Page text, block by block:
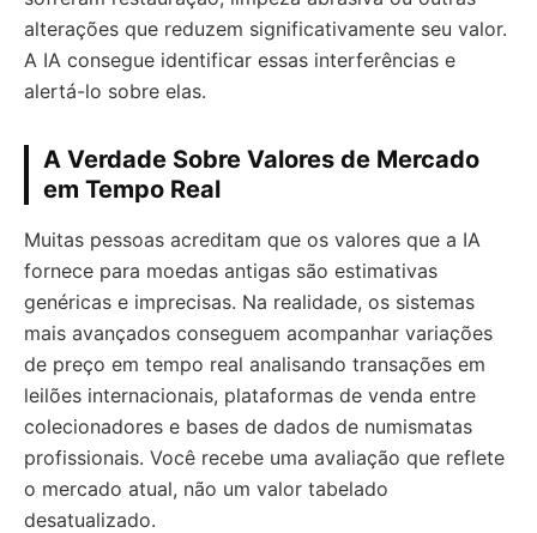
alterações que reduzem significativamente seu valor.
A IA consegue identificar essas interferências e
alertá-lo sobre elas.
A Verdade Sobre Valores de Mercado
em Tempo Real
Muitas pessoas acreditam que os valores que a IA
fornece para moedas antigas são estimativas
genéricas e imprecisas. Na realidade, os sistemas
mais avançados conseguem acompanhar variações
de preço em tempo real analisando transações em
leilões internacionais, plataformas de venda entre
colecionadores e bases de dados de numismatas
profissionais. Você recebe uma avaliação que reflete
o mercado atual, não um valor tabelado
desatualizado.